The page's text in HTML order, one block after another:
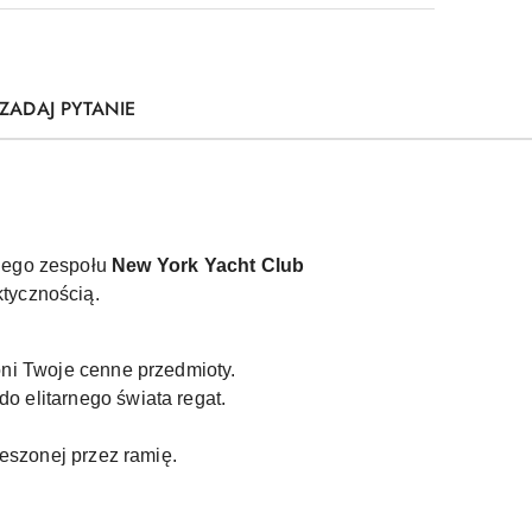
ZADAJ PYTANIE
zespołu New York Yacht Club
Twoje cenne przedmioty.
elitarnego świata regat.
przez ramię.